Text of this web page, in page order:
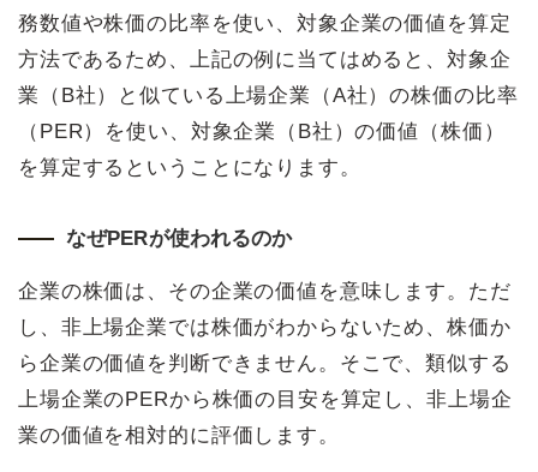
務数値や株価の比率を使い、対象企業の価値を算定
方法であるため、上記の例に当てはめると、対象企
業（B社）と似ている上場企業（A社）の株価の比率
（PER）を使い、対象企業（B社）の価値（株価）
を算定するということになります。
なぜPERが使われるのか
企業の株価は、その企業の価値を意味します。ただ
し、非上場企業では株価がわからないため、株価か
ら企業の価値を判断できません。そこで、類似する
上場企業のPERから株価の目安を算定し、非上場企
業の価値を相対的に評価します。